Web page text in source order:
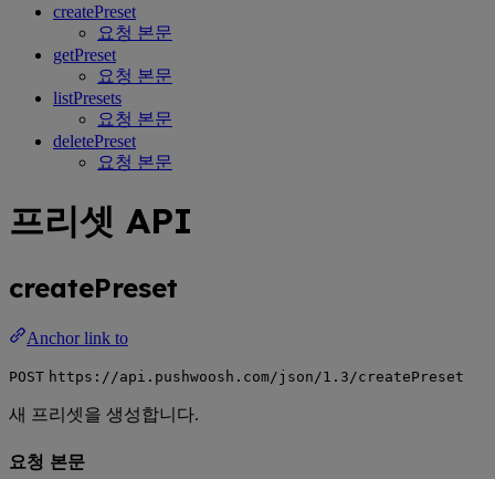
createPreset
요청 본문
getPreset
요청 본문
listPresets
요청 본문
deletePreset
요청 본문
프리셋 API
createPreset
Anchor link to
POST https://api.pushwoosh.com/json/1.3/createPreset
새 프리셋을 생성합니다.
요청 본문